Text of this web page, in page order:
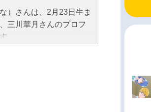
名外れスキル《木の
べたら死ぬ）を無限に
いて～放送形態TVアニ
火）～2025年3月25日
）さんは、2月23日生ま
三川華月さんのプロフ
。